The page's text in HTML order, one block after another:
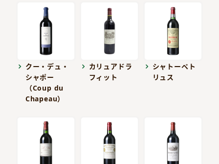
クー・デュ・
シャポー
（Coup du
Chapeau）
カリュアドラ
フィット
シャトーペト
リュス